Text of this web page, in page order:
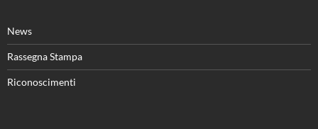
News
Rassegna Stampa
Riconoscimenti